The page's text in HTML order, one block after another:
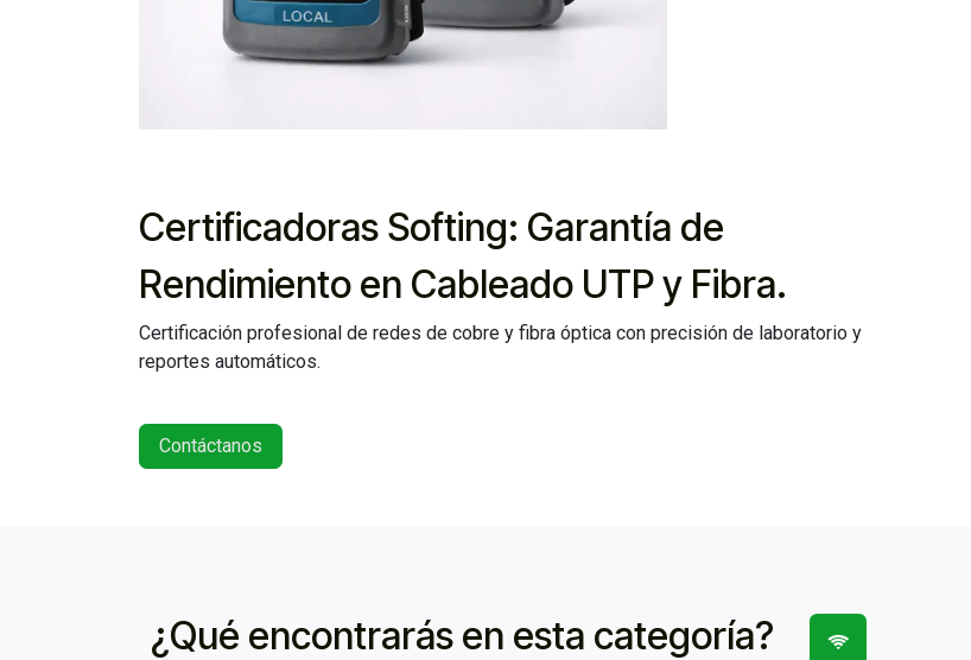
Certificadoras Softing: Garantía de
Rendimiento en Cableado UTP y Fibra.
Certificación profesional de redes de cobre y fibra óptica con precisión de laboratorio y
reportes automáticos.
Contáctanos
¿Qué encontrarás en esta categoría?